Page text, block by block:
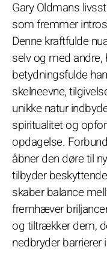
Gary Oldmans
som fremmer
Denne kraftfulde
selv og med andre,
betydningsfulde
skelneevne,
unikke natur
spiritualitet og
opdagelse.
åbner den døre til
tilbyder
skaber balance
fremhæver
og tiltrækker dem,
nedbryder